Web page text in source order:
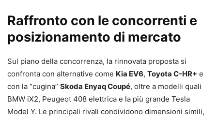
Raffronto con le concorrenti e
posizionamento di mercato
Sul piano della concorrenza, la rinnovata proposta si
confronta con alternative come Kia EV6, Toyota C-HR+ e
con la “cugina” Skoda Enyaq Coupé, oltre a modelli quali
BMW iX2, Peugeot 408 elettrica e la più grande Tesla
Model Y. Le principali rivali condividono dimensioni simili,